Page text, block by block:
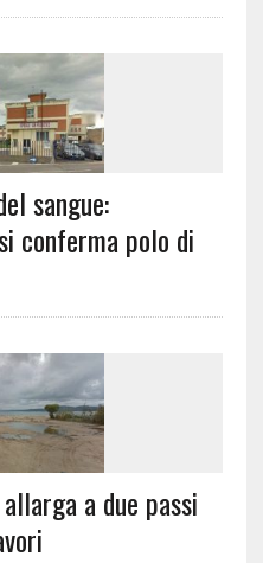
sangue:
conferma polo di
a due passi